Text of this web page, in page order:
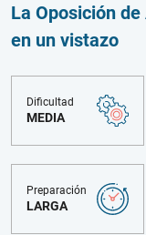
La Oposición
en un vistazo
Dificultad
MEDIA
Preparación
LARGA